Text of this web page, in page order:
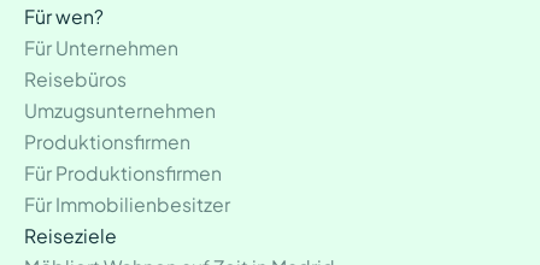
Für wen?
Für Unternehmen
Reisebüros
Umzugsunternehmen
Produktionsfirmen
Für Produktionsfirmen
Für Immobilienbesitzer
Reiseziele